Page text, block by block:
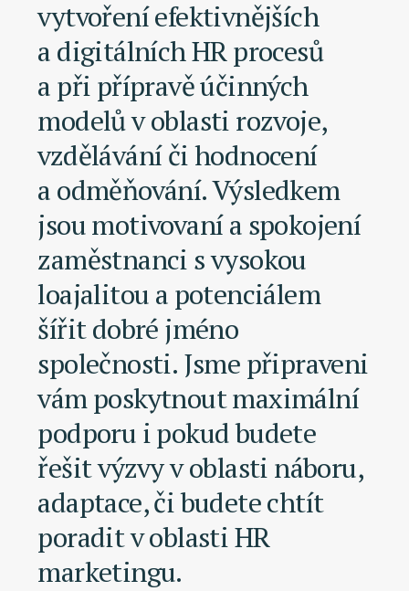
vytvoření efektivnějších
a digitálních HR procesů
a při přípravě účinných
modelů v oblasti rozvoje,
vzdělávání či hodnocení
a odměňování. Výsledkem
jsou motivovaní a spokojení
zaměstnanci s vysokou
loajalitou a potenciálem
šířit dobré jméno
společnosti. Jsme připraveni
vám poskytnout maximální
podporu i pokud budete
řešit výzvy v oblasti náboru,
adaptace, či budete chtít
poradit v oblasti HR
marketingu.